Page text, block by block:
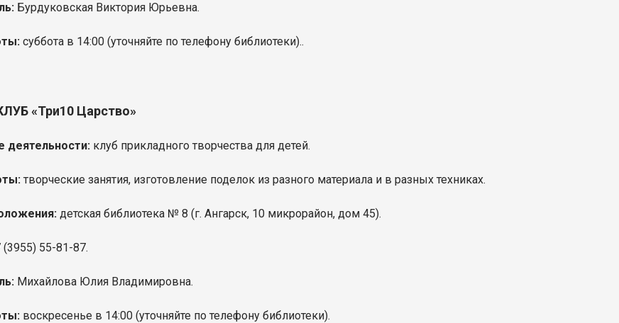
Бурдуковская Виктория Юрьевна.
суббота в 14:00(уточняйте по телефону библиотеки)..
«Три10 Царство»
деятельности: клуб прикладного творчества для детей.
творческие занятия, изготовление поделок из разного материала и в разных техниках.
детская библиотека № 8 (г. Ангарск, 10 микрорайон, дом 45).
(3955) 55-81-87.
Михайлова Юлия Владимировна.
воскресенье в 14:00 (уточняйте по телефону библиотеки).